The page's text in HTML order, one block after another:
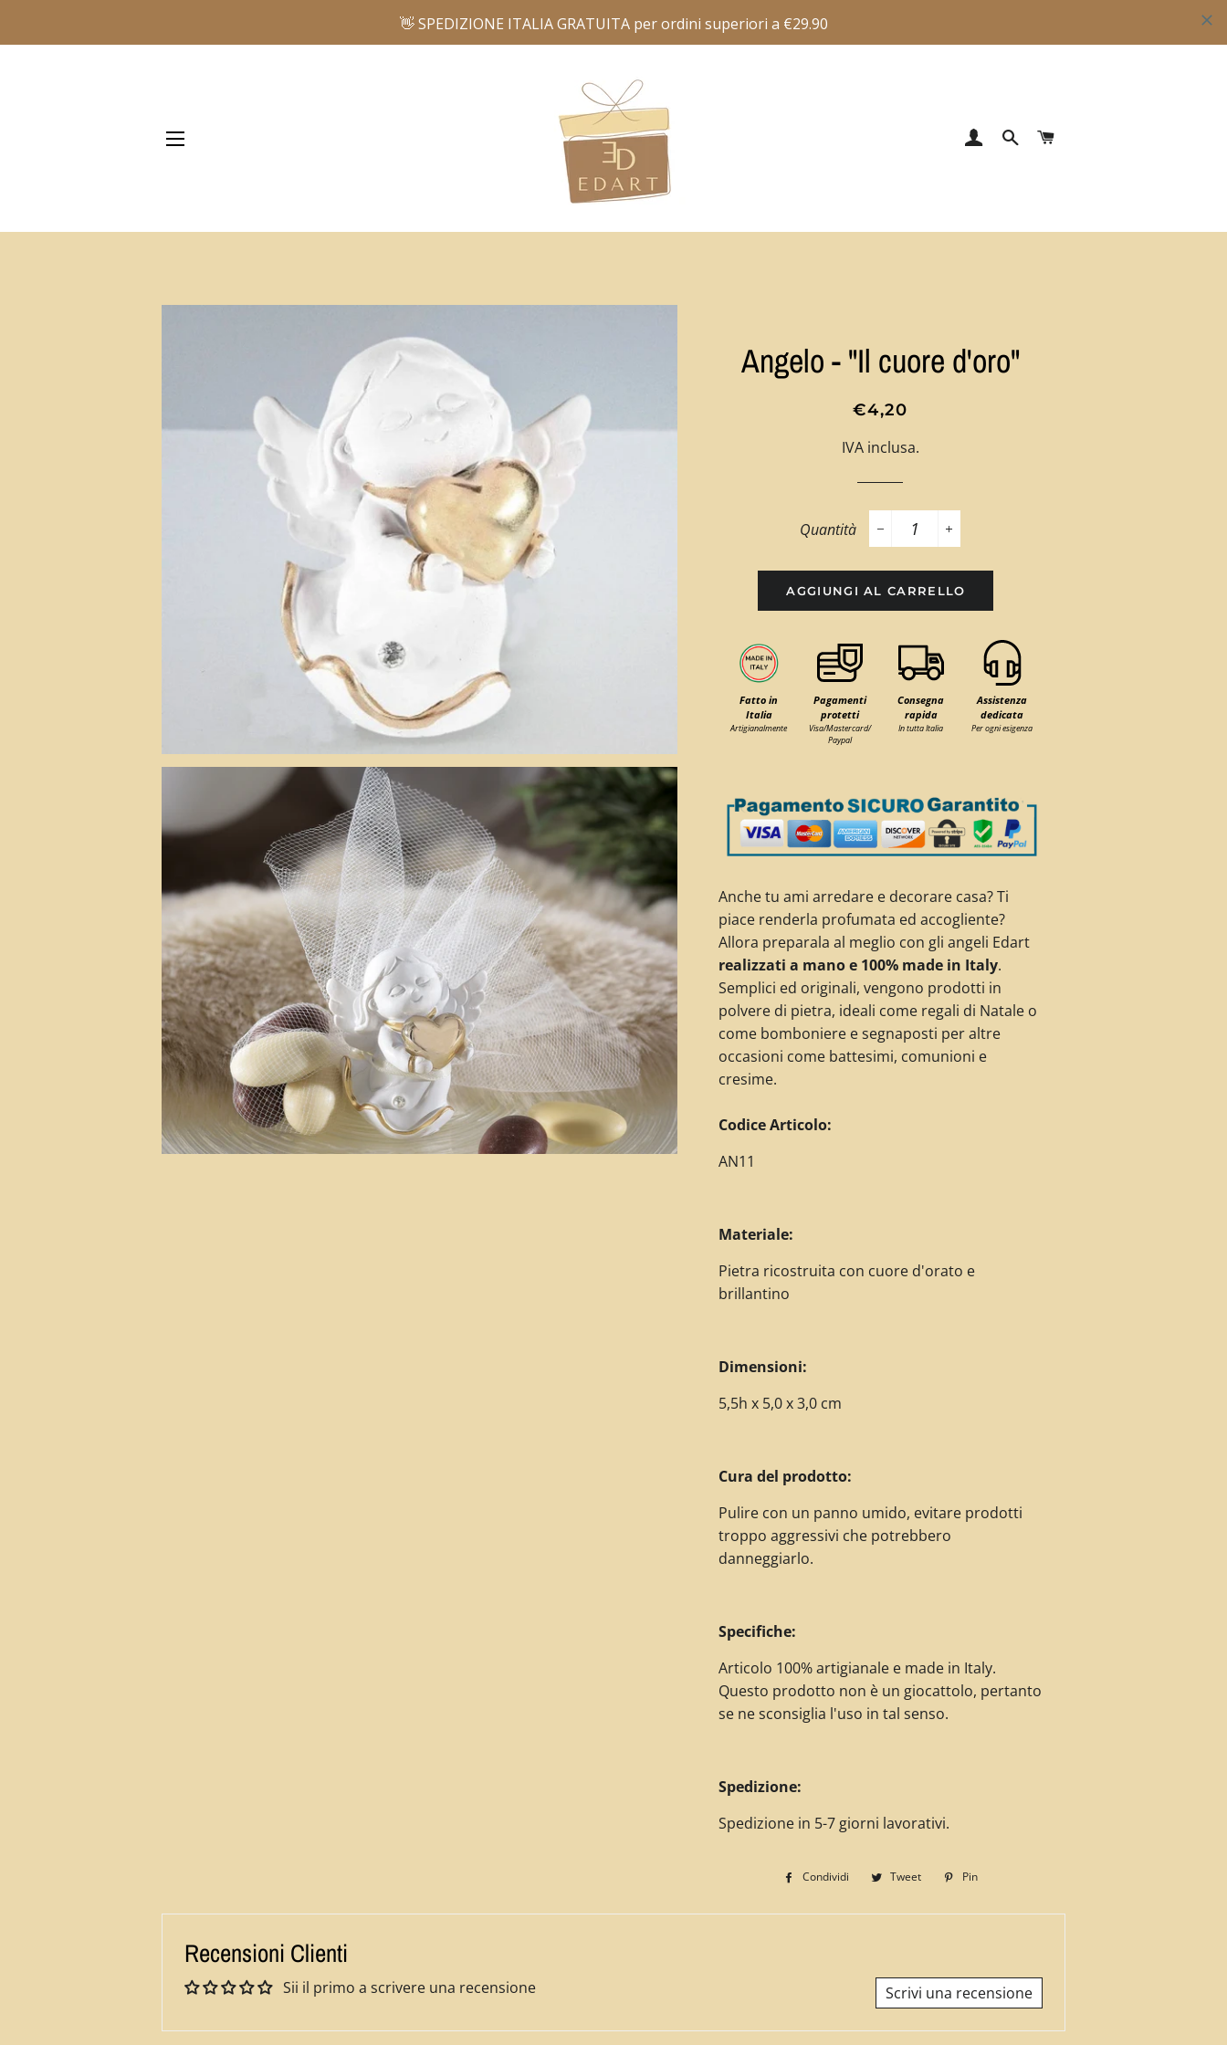
ACCEDICERCA
Angelo - "Il cuore d'oro"
Prezzo
listino
Prezzo
€4,20
IVA inclusa.
Quantità
−
+
AGGIUNGI AL CARRELLO
Fatto in
Italia
Artigianalmente
Pagamenti
protetti
Visa/Mastercard/
Paypal
Consegna
rapida
In tutta Italia
Assistenza
dedicata
Per ogni esigenza
Anche tu ami arredare e decorare casa? Ti
piace renderla profumata ed accogliente?
Allora preparala al meglio con gli angeli Edart
realizzati a mano e 100% made in Italy.
Semplici ed originali, vengono prodotti in
polvere di pietra, ideali come regali di Natale o
come bomboniere e segnaposti per altre
occasioni come battesimi, comunioni e
cresime.
Codice Articolo:
AN11
Materiale:
Pietra ricostruita con cuore d'orato e
brillantino
Dimensioni:
5,5h x 5,0 x 3,0 cm
Cura del prodotto:
Pulire con un panno umido, evitare prodotti
troppo aggressivi che potrebbero
danneggiarlo.
Specifiche:
Articolo 100% artigianale e made in Italy.
Questo prodotto non è un giocattolo, pertanto
se ne sconsiglia l'uso in tal senso.
Spedizione:
Spedizione in 5-7 giorni lavorativi.
Condividi
Condividi
Facebook
Tweet
Twitta
Twitter
Pin
Pinterest
Recensioni Clienti
Sii il primo a scrivere una recensione Scrivi una recensione